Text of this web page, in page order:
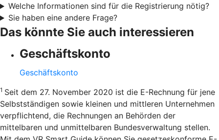
Welche Informationen sind für die Registrierung nötig?
Sie haben eine andere Frage?
Das könnte Sie auch interessieren
Geschäftskonto
Geschäftskonto
1 Seit dem 27. November 2020 ist die E-Rechnung für jene
Selbstständigen sowie kleinen und mittleren Unternehmen
verpflichtend, die Rechnungen an Behörden der
mittelbaren und unmittelbaren Bundesverwaltung stellen.